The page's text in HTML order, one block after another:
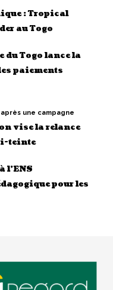
: Tropical
au Togo
du Togo lance la
paiements
une campagne
vise la relance
teinte
l’ENS
pour les